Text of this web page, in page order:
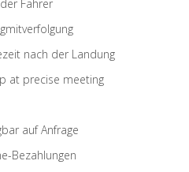
Fahrer
nach der Landung
at precise meeting
auf Anfrage
Bezahlungen